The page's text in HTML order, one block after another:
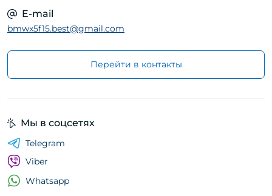
E-mail
bmwx5f15.best@gmail.com
Перейти в контакты
Мы в соцсетях
Telegram
Viber
Whatsapp